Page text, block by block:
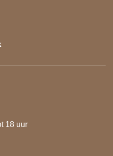
18 uur